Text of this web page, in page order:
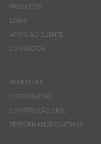
PRODUTOS
LOJAS
APOIO AO CLIENTE
CONTACTOS
WEBSITES
CORPORATIVO
CONSTRUÇÃO CIVIL
PERFORMANCE COATINGS